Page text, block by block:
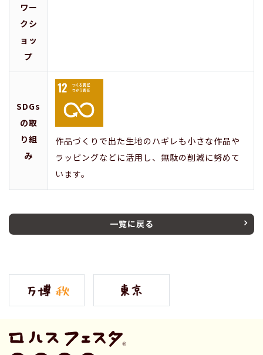
ワー
クシ
ョッ
プ
SDGs
の取
り組
み
作品づくりで出た生地のハギレも小さな作品や
ラッピングなどに活用し、無駄の削減に努めて
います。
一覧に戻る